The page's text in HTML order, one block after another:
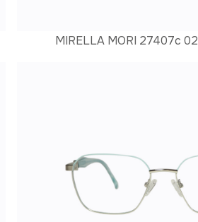
MIRELLA MORI 27407c 02